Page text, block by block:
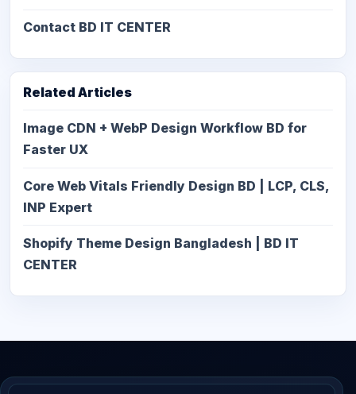
Contact BD IT CENTER
Related Articles
Image CDN + WebP Design Workflow BD for
Faster UX
Core Web Vitals Friendly Design BD | LCP, CLS,
INP Expert
Shopify Theme Design Bangladesh | BD IT
CENTER